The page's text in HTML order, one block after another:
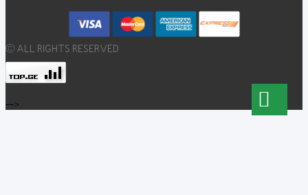
© ALL RIGHTS RESERVED
-->